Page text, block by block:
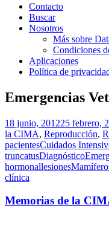
Contacto
Buscar
Nosotros
Más sobre
Condiciones
Aplicaciones
Política de
Emergencias
18 junio, 201225 febrero,
la CIMA, Reproducción,
pacientesCuidados
truncatusDiagnóstico
hormonallesiones
clínica
Memorias de la